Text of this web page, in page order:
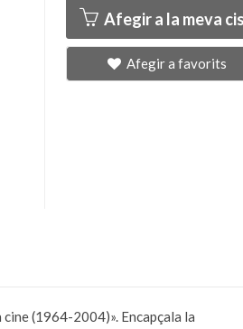
Afegir a la meva
Afegir a favorits
(1964-2004)». Encapçala la